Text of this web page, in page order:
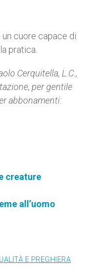
cuore capace di
pratica.
Cerquitella, L.C.,
per gentile
abbonamenti:
creature
all’uomo
E PREGHIERA